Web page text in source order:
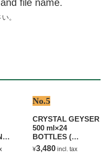
file name.
。
No.5
CRYSTAL GEYSER
500 ml×24
BOTTLES (
NATURAL
MINERAL WATER )
¥3,480 incl. tax